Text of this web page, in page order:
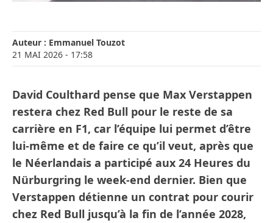
Auteur : Emmanuel Touzot
21 MAI 2026 - 17:58
David Coulthard pense que Max Verstappen
restera chez Red Bull pour le reste de sa
carrière en F1, car l’équipe lui permet d’être
lui-même et de faire ce qu’il veut, après que
le Néerlandais a participé aux 24 Heures du
Nürburgring le week-end dernier. Bien que
Verstappen détienne un contrat pour courir
chez Red Bull jusqu’à la fin de l’année 2028,